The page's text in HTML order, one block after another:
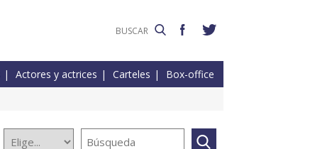
Actores y actrices Carteles Box-office